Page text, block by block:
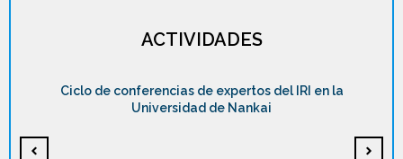
ACTIVIDADES
Ciclo de conferencias de expertos del IRI en la
Universidad de Nankai